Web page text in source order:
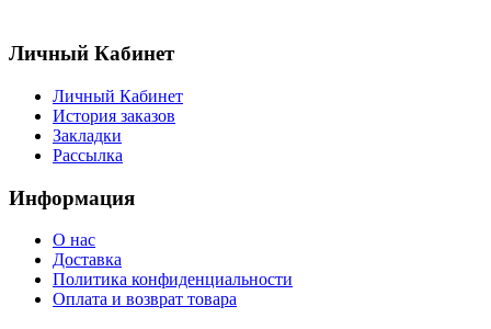
Личный Кабинет
Личный Кабинет
История заказов
Закладки
Рассылка
Информация
О нас
Доставка
Политика конфиденциальности
Оплата и возврат товара